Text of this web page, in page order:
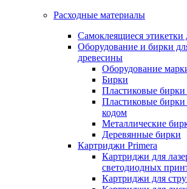
Расходные материалы
Самоклеящиеся этикетки
Оборудование и бирки
древесины
Оборудование
Бирки
Пластиковые
Пластиковые
кодом
Металлические
Деревянные бирки
Картриджи Primera
Картриджи для
светодиодных
Картриджи для